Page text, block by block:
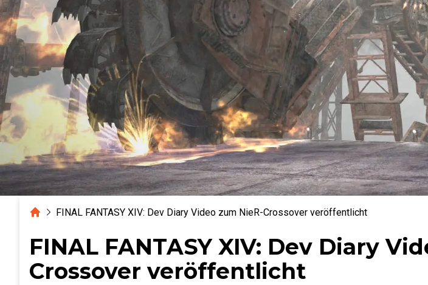
HomeFINAL FANTASY XIV: Dev Diary Video zum NieR-Crossover veröffentlicht
FINAL FANTASY XIV: Dev Diary
Crossover veröffentlicht